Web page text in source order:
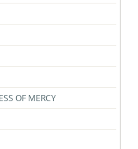
OF MERCY